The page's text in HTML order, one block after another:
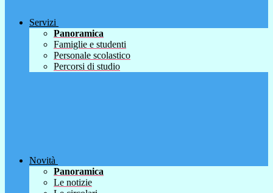
Servizi
Panoramica
Famiglie e studenti
Personale scolastico
Percorsi di studio
Novità
Panoramica
Le notizie